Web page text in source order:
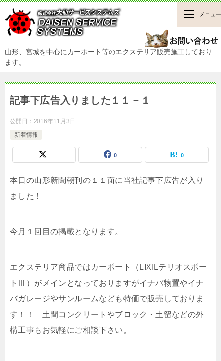
山形、宮城を中心にカーポート等のエクステリア販売施工しており
ます。
メニュー
記事下広告入りました１１－１
公開日： 2016年11月3日
新着情報
0 0
本日の山形新聞朝刊の１１面に当社記事下広告が入り
ました！
今月１回目の掲載となります。
エクステリア商品ではカーポート（LIXILテリオスポー
トⅢ）がメインとなっておりますがイナバ物置やイナ
バガレージやサンルームなども特価で販売しておりま
す！！ 土間コンクリートやブロック・土留などの外
構工事もお気軽にご相談下さい。